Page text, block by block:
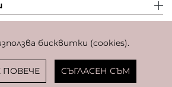
бисквитки (cookies).
ПОВЕЧЕ СЪГЛАСЕН СЪМ
за превалутиране: 1 EUR = 1,95583 BGN